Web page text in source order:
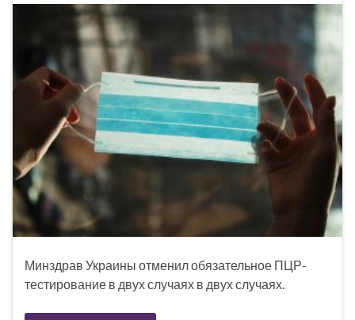
Минздрав Украины отменил обязательное ПЦР-
тестирование в двух случаях в двух случаях.